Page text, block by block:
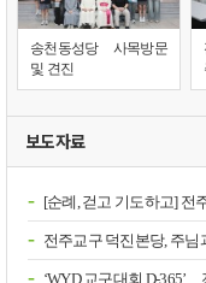
송천동성당 사목방문
및 견진
보도자료
[순례, 걷고 기도하고] 전
전주교구 덕진본당, 주
‘WYD 교구대회 D-365’…